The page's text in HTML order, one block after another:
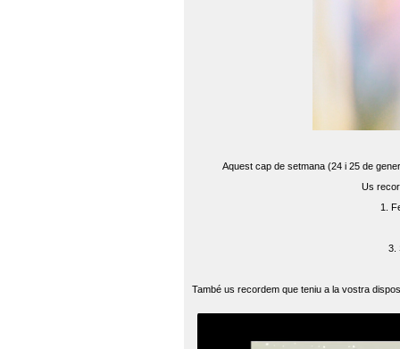
Aquest cap de setmana (24 i 25 de
Us
1.
3.
També us recordem que teniu a la vostra